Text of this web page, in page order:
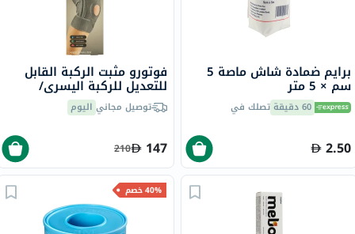
برايم ضمادة شاش ماصة 5
سم × 5 متر
60 دقيقة تصلك في
2.50
فوتورو مثبت الركبة القابل
للتعديل للركبة اليسرى/
اليمنى، دعم قوي، لون رمادي،
مقاس واحد، حزمه من 1
توصيل مجاني اليوم
147
210
40% خصم